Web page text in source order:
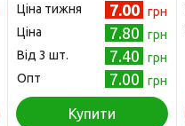
Ціна тижня 7.00 грн
Ціна
7.80
грн
Від 3 шт.
7.40
грн
Опт
7.00 грн
Купити